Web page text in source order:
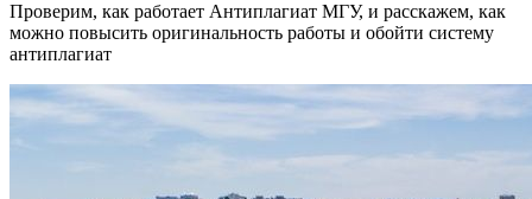
Проверим, как работает Антиплагиат МГУ, и расскажем, как
можно повысить оригинальность работы и обойти систему
антиплагиат